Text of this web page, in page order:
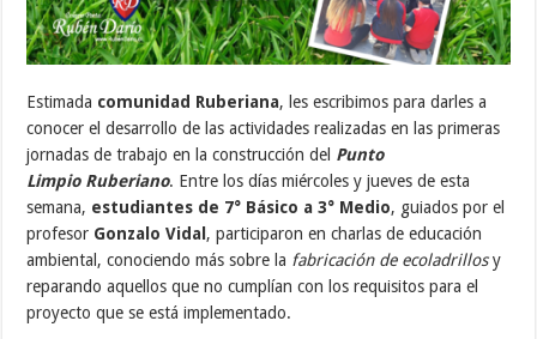
Estimada comunidad Ruberiana, les escribimos para darles a
conocer el desarrollo de las actividades realizadas en las primeras
jornadas de trabajo en la construcción del Punto
Limpio Ruberiano. Entre los días miércoles y jueves de esta
semana, estudiantes de 7° Básico a 3° Medio, guiados por el
profesor Gonzalo Vidal , participaron en charlas de educación
ambiental, conociendo más sobre la fabricación de ecoladrillosy
reparando aquellos que no cumplían con los requisitos para el
proyecto que se está implementado.